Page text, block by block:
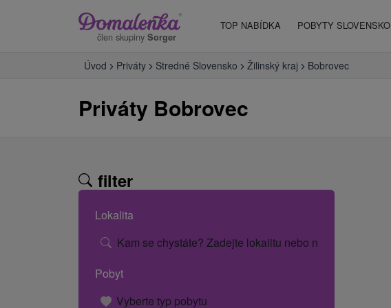
člen skupiny Sorger
TOP NABÍDKA POBYTY SLOVENSKO
Úvod Priváty Stredné Slovensko Žilinský kraj Bobrovec
Priváty Bobrovec
filter
Lokalita
Kam se chystáte? Zadejte lokalitu nebo název hotelu.
Pobyt
Vyberte typ pobytu